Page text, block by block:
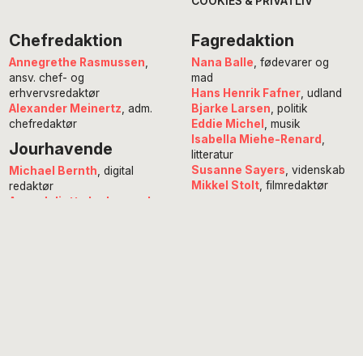
Chefredaktion
Annegrethe Rasmussen
ansv. chef- og
erhvervsredaktør
Alexander Meinertz , adm.
chefredaktør
Jourhavende
Michael Bernth , digital
redaktør
Anne Juliette Ladegaard
Fagredaktion
Nana Balle , fødevarer og
mad
Hans Henrik Fafner, udland
Bjarke Larsen , politik
Eddie Michel
, musik
Isabella Miehe-Renard
litteratur
Susanne Sayers , videnskab
Mikkel Stolt, filmredaktør